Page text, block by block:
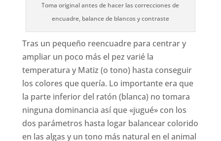
Toma original antes de hacer las correcciones de
encuadre, balance de blancos y contraste
Tras un pequeño reencuadre para centrar y
ampliar un poco más el pez varié la
temperatura y Matiz (o tono) hasta conseguir
los colores que quería. Lo importante era que
la parte inferior del ratón (blanca) no tomara
ninguna dominancia así que «jugué» con los
dos parámetros hasta logar balancear colorido
en las algas y un tono más natural en el animal